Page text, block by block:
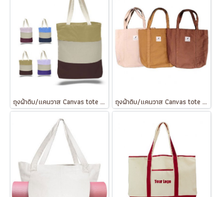
ถุงผ้าดิบ/แคนวาส Canvas tote bag ถุงผ้าดิบ/แคนวาส Canvas tote bag